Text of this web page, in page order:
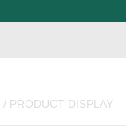
/ PRODUCT DISPLAY